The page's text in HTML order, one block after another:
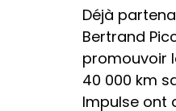
Déjà
Bertrand
promouvoir
40 000 km
Impulse ont